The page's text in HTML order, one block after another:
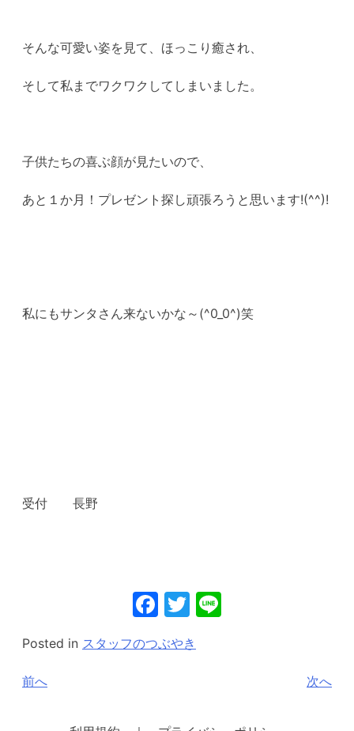
そんな可愛い姿を見て、ほっこり癒され、
そして私までワクワクしてしまいました。
子供たちの喜ぶ顔が見たいので、
あと１か月！プレゼント探し頑張ろうと思います!(^^)!
私にもサンタさん来ないかな～(^0_0^)笑
受付 長野
Facebook
Twitter
Posted in スタッフのつぶやき
投
前へ 次へ